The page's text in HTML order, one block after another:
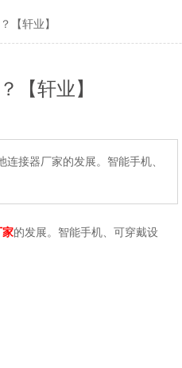
【轩业】
【轩业】
接器厂家的发展。智能手机、
家的发展。智能手机、可穿戴设